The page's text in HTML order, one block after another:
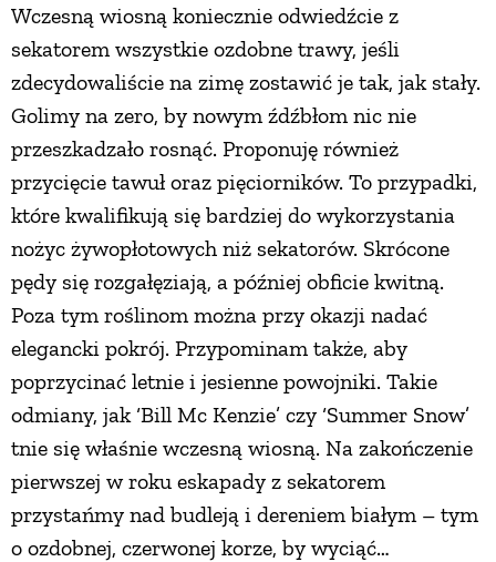
Wczesną wiosną koniecznie odwiedźcie z
sekatorem wszystkie ozdobne trawy, jeśli
zdecydowaliście na zimę zostawić je tak, jak stały.
Golimy na zero, by nowym źdźbłom nic nie
przeszkadzało rosnąć. Proponuję również
przycięcie tawuł oraz pięciorników. To przypadki,
które kwalifikują się bardziej do wykorzystania
nożyc żywopłotowych niż sekatorów. Skrócone
pędy się rozgałęziają, a później obficie kwitną.
Poza tym roślinom można przy okazji nadać
elegancki pokrój. Przypominam także, aby
poprzycinać letnie i jesienne powojniki. Takie
odmiany, jak ‘Bill Mc Kenzie’ czy ‘Summer Snow’
tnie się właśnie wczesną wiosną. Na zakończenie
pierwszej w roku eskapady z sekatorem
przystańmy nad budleją i dereniem białym – tym
o ozdobnej, czerwonej korze, by wyciąć…